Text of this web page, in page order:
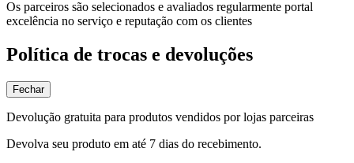
Os parceiros são selecionados e avaliados regularmente portal
excelência no serviço e reputação com os clientes
Política de trocas e devoluções
Fechar
Devolução gratuita para produtos vendidos por lojas parceiras
Devolva seu produto em até 7 dias do recebimento.